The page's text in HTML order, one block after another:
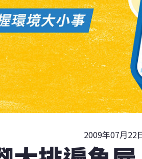
2009年07月22